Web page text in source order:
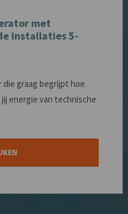
met
installaties 5-
graag begrijpt hoe
energie van technische